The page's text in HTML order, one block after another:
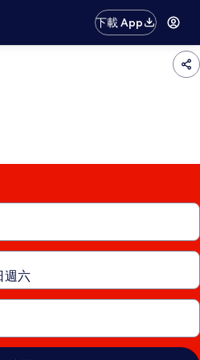
下載 App